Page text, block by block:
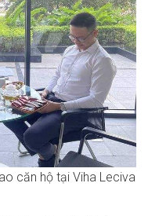
căn hộ tại Viha Leciva